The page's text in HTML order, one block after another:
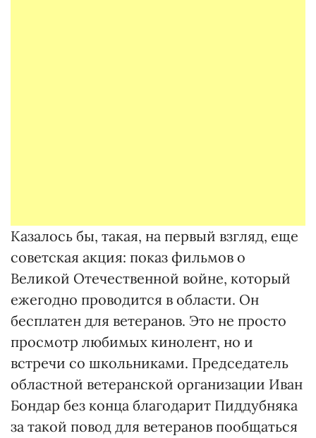
Казалось бы, такая, на первый взгляд, еще
советская акция: показ фильмов о
Великой Отечественной войне, который
ежегодно проводится в области. Он
бесплатен для ветеранов. Это не просто
просмотр любимых кинолент, но и
встречи со школьниками. Председатель
областной ветеранской организации Иван
Бондар без конца благодарит Пиддубняка
за такой повод для ветеранов пообщаться